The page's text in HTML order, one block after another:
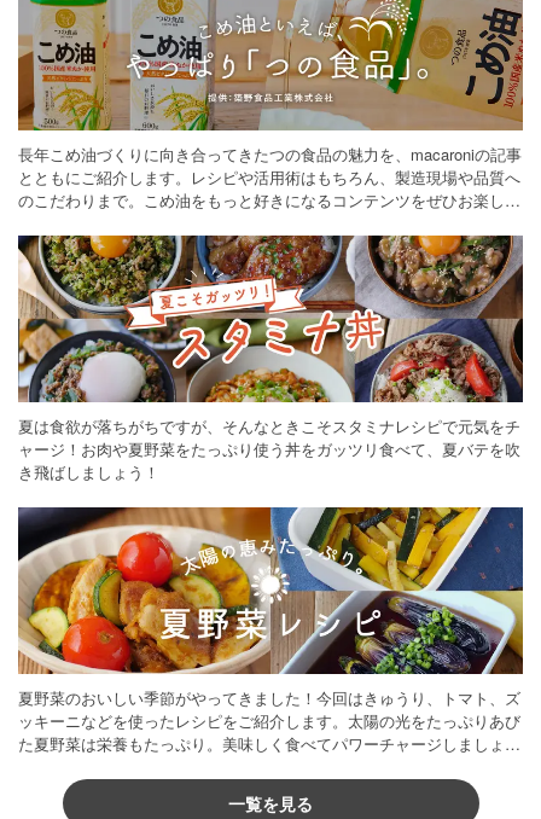
長年こめ油づくりに向き合ってきたつの食品の魅力を、macaroniの記事
とともにご紹介します。レシピや活用術はもちろん、製造現場や品質へ
のこだわりまで。こめ油をもっと好きになるコンテンツをぜひお楽しみ
夏は食欲が落ちがちですが、そんなときこそスタミナレシピで元気をチ
ャージ！お肉や夏野菜をたっぷり使う丼をガッツリ食べて、夏バテを吹
き飛ばしましょう！
夏野菜のおいしい季節がやってきました！今回はきゅうり、トマト、ズ
ッキーニなどを使ったレシピをご紹介します。太陽の光をたっぷりあび
た夏野菜は栄養もたっぷり。美味しく食べてパワーチャージしましょう
一覧を見る